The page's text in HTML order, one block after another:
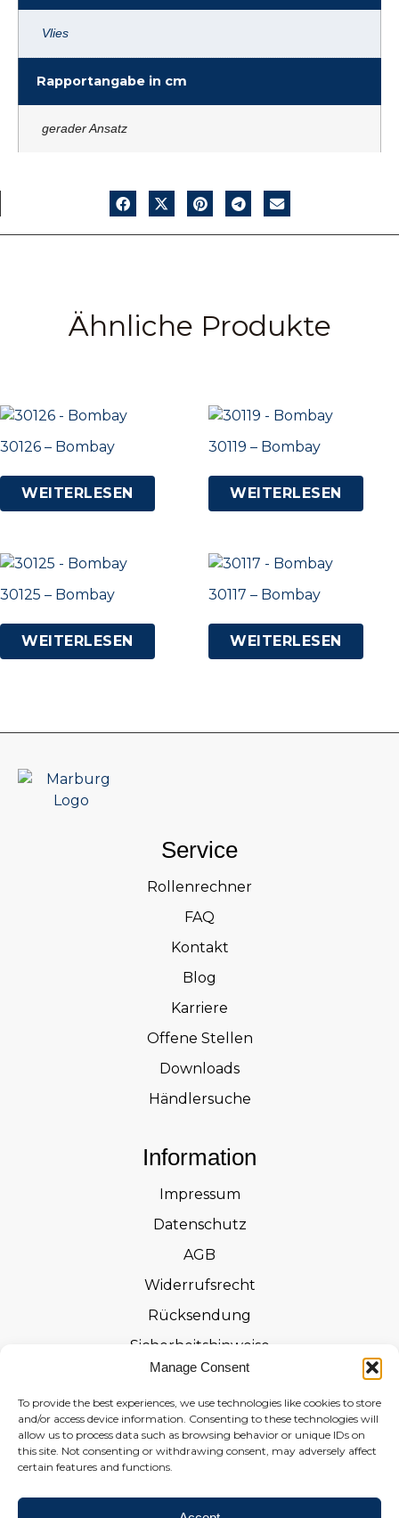
Manage Consent
To provide the best experiences, we use technologies like cookies to store
and/or access device information. Consenting to these technologies will
allow us to process data such as browsing behavior or unique IDs on
this site. Not consenting or withdrawing consent, may adversely affect
certain features and functions.
Vlies
Rapportangabe in cm
gerader Ansatz
Ähnliche Produkte
30126 – Bombay
WEITERLESEN
30119 – Bombay
WEITERLESEN
30125 – Bombay
WEITERLESEN
30117 – Bombay
WEITERLESEN
Service
Rollenrechner
FAQ
Kontakt
Blog
Karriere
Offene Stellen
Downloads
Händlersuche
Information
Impressum
Datenschutz
AGB
Widerrufsrecht
Rücksendung
Sicherheitshinweise
Zertifizierungen
Leistungserklärungen
Widerrufsformular
Social